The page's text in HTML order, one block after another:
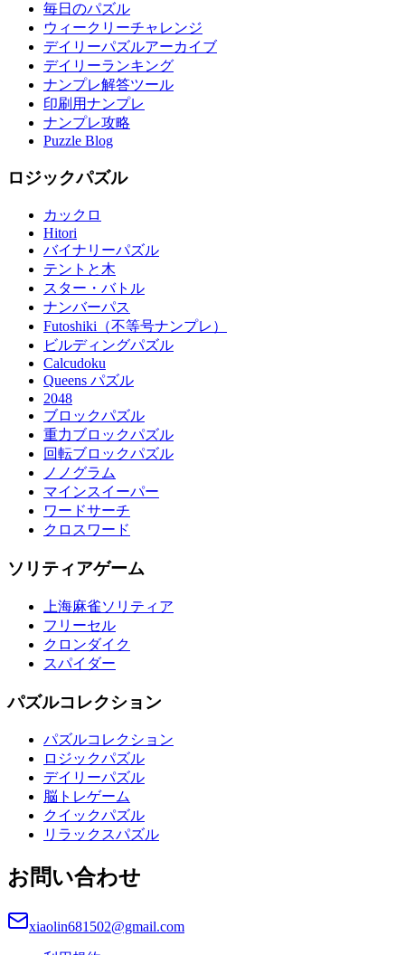
毎日のパズル
ウィークリーチャレンジ
デイリーパズルアーカイブ
デイリーランキング
ナンプレ解答ツール
印刷用ナンプレ
ナンプレ攻略
Puzzle Blog
ロジックパズル
カックロ
Hitori
バイナリーパズル
テントと木
スター・バトル
ナンバーパス
Futoshiki（不等号ナンプレ）
ビルディングパズル
Calcudoku
Queens パズル
2048
ブロックパズル
重力ブロックパズル
回転ブロックパズル
ノノグラム
マインスイーパー
ワードサーチ
クロスワード
ソリティアゲーム
上海麻雀ソリティア
フリーセル
クロンダイク
スパイダー
パズルコレクション
パズルコレクション
ロジックパズル
デイリーパズル
脳トレゲーム
クイックパズル
リラックスパズル
お問い合わせ
xiaolin681502@gmail.com